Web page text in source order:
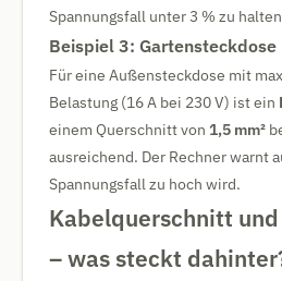
Spannungsfall unter 3 % zu
Beispiel 3: Gartensteckdose
Für eine Außensteckdose mit
Belastung (16 A bei 230 V) ist ein
einem Querschnitt von 1,5 mm²
ausreichend. Der Rechner warnt
Spannungsfall zu hoch wird.
Kabelquerschnitt
– was steckt